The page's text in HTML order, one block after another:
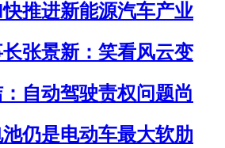
推进新能源汽车产业
张景新：笑看风云变
自动驾驶责权问题尚
仍是电动车最大软肋